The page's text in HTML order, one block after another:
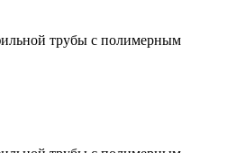
трубы с полимерным